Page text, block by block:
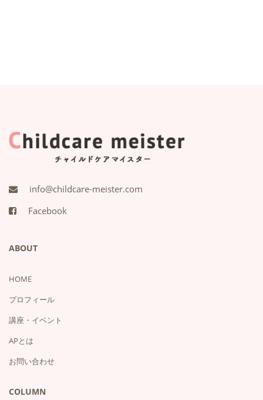
info@childcare-meister.com
Facebook
ABOUT
HOME
プロフィール
講座・イベント
APとは
お問い合わせ
COLUMN